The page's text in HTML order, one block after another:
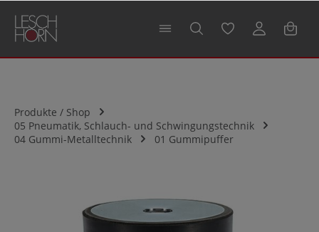
springen
Produkte / Shop
05 Pneumatik, Schlauch- und Schwingungstechnik
04 Gummi-Metalltechnik
01 Gummipuffer